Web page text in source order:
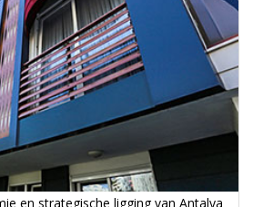
en strategische ligging van Antalya
voor commercieel vastgoed. De